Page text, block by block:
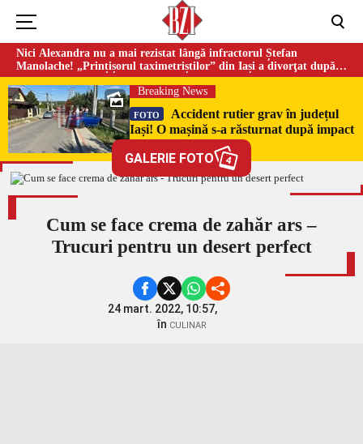
Nici Alexandra nu a mai rezistat lângă infractorul Ștefan
Manolache! „Prințișorul taximetriștilor” din Iași a divorţat după
doi ani de căsnicie
Breaking News
FOTO
Accident rutier grav în județul
Iași! O mașină s-a răsturnat după impact
GALERIE FOTO 4
Cum se face crema de zahăr ars –
Trucuri pentru un desert perfect
24 mart. 2022, 10:57,
în CULINAR